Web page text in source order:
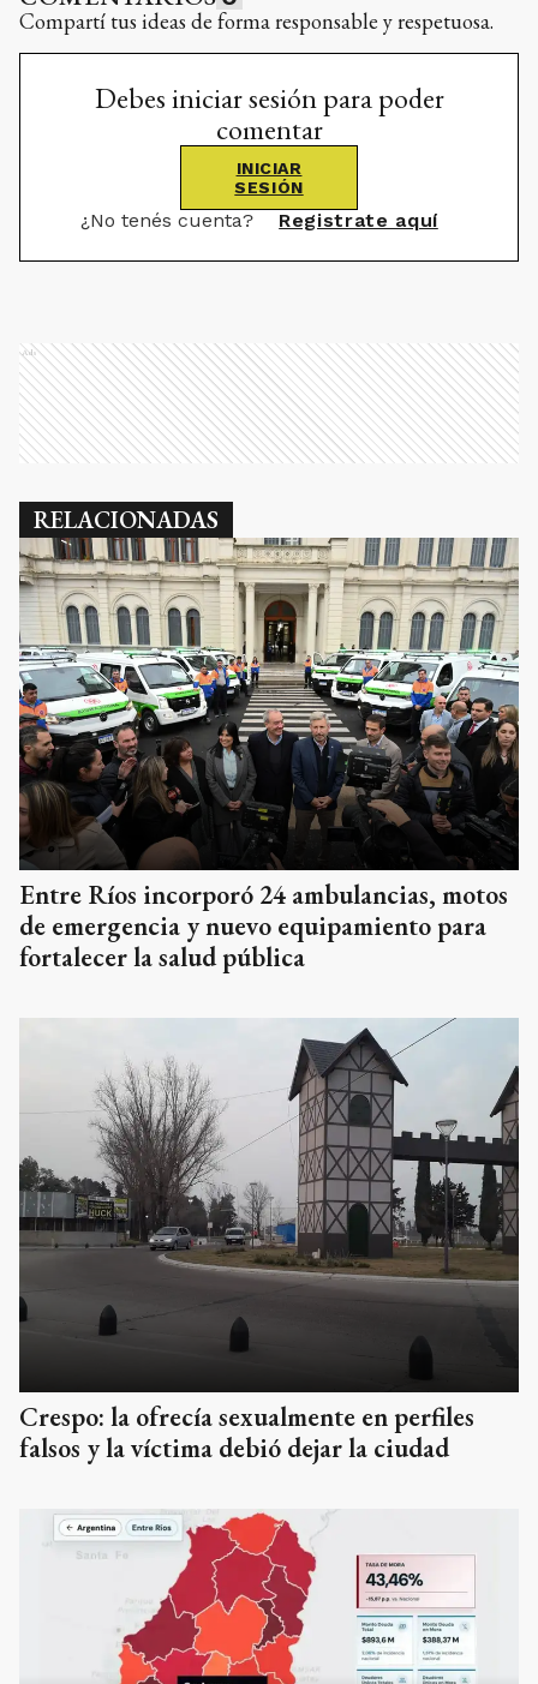
Compartí tus ideas de forma responsable y respetuosa.
Debes iniciar sesión para poder
comentar
INICIAR
SESIÓN
¿No tenés cuenta? Registrate aquí
Ads
RELACIONADAS
Entre Ríos incorporó 24 ambulancias, motos
de emergencia y nuevo equipamiento para
fortalecer la salud pública
Crespo: la ofrecía sexualmente en perfiles
falsos y la víctima debió dejar la ciudad